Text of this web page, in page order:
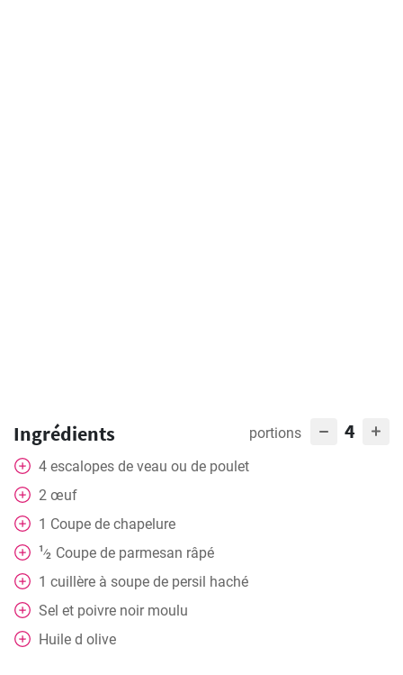
Ingrédients portions 4
4 escalopes de veau ou de poulet
2 œuf
1 Coupe de chapelure
1⁄2 Coupe de parmesan râpé
1 cuillère à soupe de persil haché
Sel et poivre noir moulu
Huile d olive